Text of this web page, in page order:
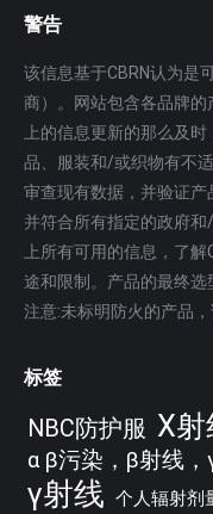
警告
该信息基于CBRN认为是
商）。网站包含各品牌
上的信息更新的那么及
品、服装和/或织物有不
审查现有数据，并验证产
并符合所有指定的政府
上所有可用的信息，了解
途和限制。产品的最终选
注意:未标明防火的产品
标签
NBC防护服 X射
α β污染，β射线
γ射线 个人辐射剂